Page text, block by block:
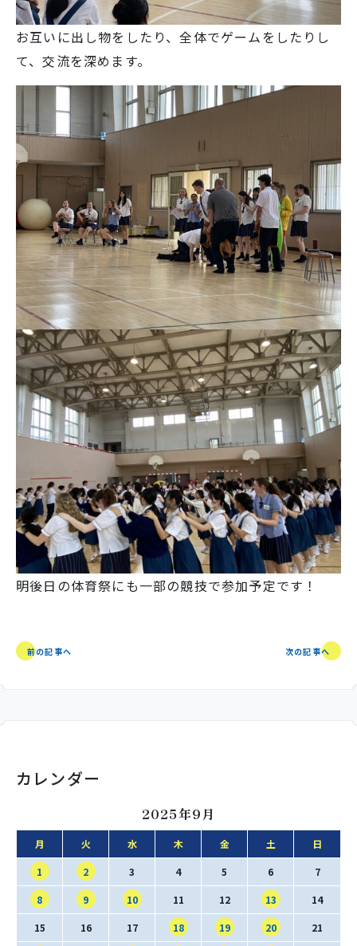
お互いに出し物をしたり、全体でゲームをしたりし
て、交流を深めます。
明後日の体育祭にも一部の競技で参加予定です！
前の記事へ 次の記事へ
カレンダー
2025年9月
月 火 水 木 金 土 日
1 2 3 4 5 6 7
8 9 10 11 12 13 14
15 16 17 18 19 20 21